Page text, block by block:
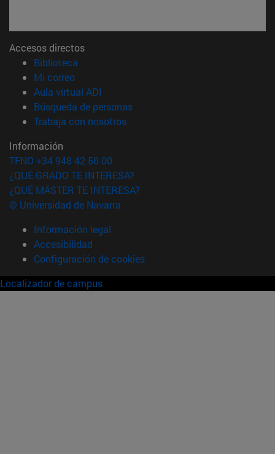
Accesos directos
Biblioteca
Mi correo(abre en nueva ventana)
Aula virtual ADI
Búsqueda de personas(abre en nueva ventana)
Trabaja con nosotros(abre en nueva ventana)
Información
TFNO +34 948 42 56 00
¿QUÉ GRADO TE INTERESA?
¿QUÉ MÁSTER TE INTERESA?
© Universidad de Navarra
Información legal
Accesibilidad
Configuración de cookies
Localizador de campus